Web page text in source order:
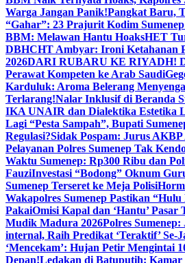
Warga Jangan Panik!Pangkat Baru,
“Gahar”: 23 Prajurit Kodim
BBM: Melawan Hantu HoaksHET
DBHCHT Ambyar: Ironi Ketahanan
2026DARI RUBARU KE RIYADH!
Perawat Kompeten ke Arab Saudi
Karduluk: Aroma Belerang
Terlarang!Nalar Inklusif di Beranda
IKA UNAIR dan Dialektika Estetika
Lagi “Pesta Sampah”, Bupati
Regulasi?Sidak Pospam: Jurus AKBP
Pelayanan Polres Sumenep Tak
Waktu Sumenep: Rp300 Ribu dan
FauziInvestasi “Bodong” Oknum
Sumenep Terseret ke Meja Polisi
Wakapolres Sumenep Pastikan
PakaiOmisi Kapal dan ‘Hantu’ Pasar
Mudik Madura 2026Polres
internal, Raih Predikat ‘Teraktif’ Se-
‘Mencekam’: Hujan Petir Mengintai
Depan!Ledakan di Batuputih: Kamar